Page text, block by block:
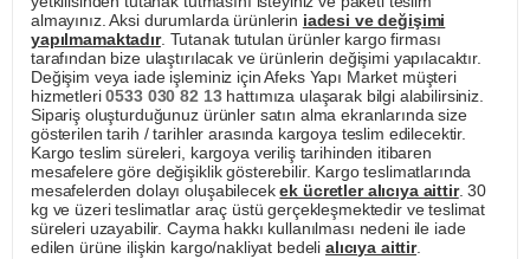
almayınız. Aksi durumlarda ürünlerin iadesi ve değişimi
yapılmamaktadır. Tutanak tutulan ürünler kargo firması
tarafından bize ulaştırılacak ve ürünlerin değişimi yapılacaktır.
Değişim veya iade işleminiz için Afeks Yapı Market müşteri
hizmetleri0533 030 82 13hattımıza ulaşarak bilgi alabilirsiniz.
Sipariş oluşturduğunuz ürünler satın alma ekranlarında size
gösterilen tarih / tarihler arasında kargoya teslim edilecektir.
Kargo teslim süreleri, kargoya veriliş tarihinden itibaren
mesafelere göre değişiklik gösterebilir. Kargo teslimatlarında
mesafelerden dolayı oluşabilecekek ücretler alıcıya aittir. 30
kg ve üzeri teslimatlar araç üstü gerçekleşmektedir ve teslimat
süreleri uzayabilir. Cayma hakkı kullanılması nedeni ile iade
edilen ürüne ilişkin kargo/nakliyat bedeli alıcıya aittir.